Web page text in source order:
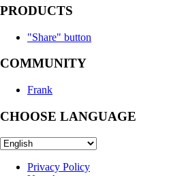
PRODUCTS
"Share" button
COMMUNITY
Frank
CHOOSE LANGUAGE
Privacy Policy